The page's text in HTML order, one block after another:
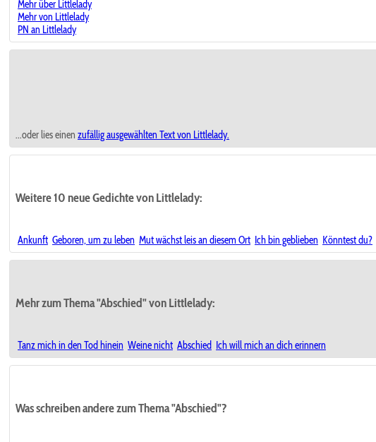
Mehr über Littlelady
Mehr von Littlelady
PN an Littlelady
...oder lies einen zufällig ausgewählten Text von Littlelady.
Weitere 10 neue Gedichte von Littlelady:
Ankunft Geboren, um zu leben Mut wächst leis an diesem Ort Ich bin geblieben Könntest du?
Mehr zum Thema "Abschied" von Littlelady:
Tanz mich in den Tod hinein Weine nicht Abschied Ich will mich an dich erinnern
Was schreiben andere zum Thema "Abschied"?